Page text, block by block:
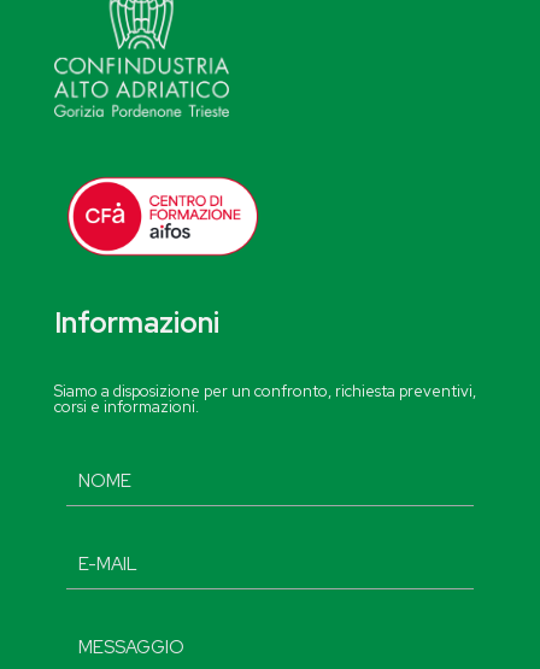
Informazioni
Siamo a disposizione per un confronto, richiesta preventivi,
corsi e informazioni.